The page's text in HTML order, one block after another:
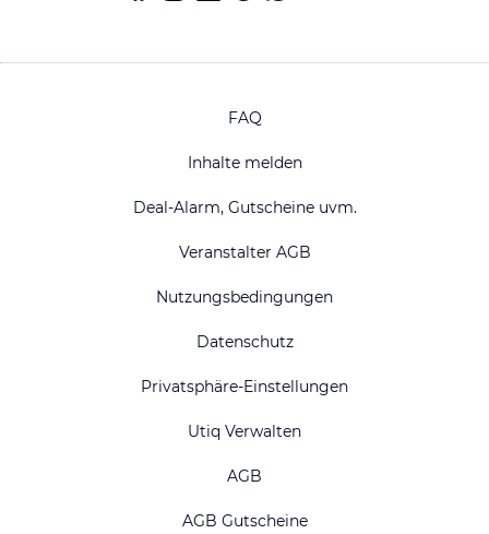
FAQ
Inhalte melden
Deal-Alarm, Gutscheine uvm.
Veranstalter AGB
Nutzungsbedingungen
Datenschutz
Privatsphäre-Einstellungen
Utiq Verwalten
AGB
AGB Gutscheine